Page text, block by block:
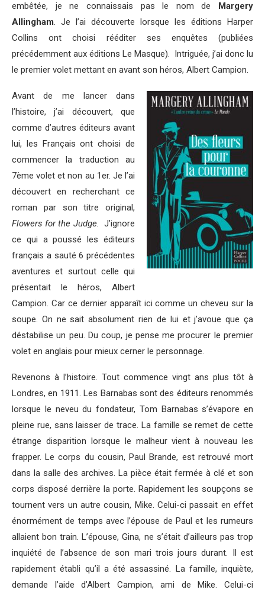
embêtée, je ne connaissais pas le nom de Margery
Allingham. Je l’ai découverte lorsque les éditions Harper
Collins ont choisi rééditer ses enquêtes (publiées
précédemment aux éditions Le Masque). Intriguée, j’ai donc lu
le premier volet mettant en avant son héros, Albert Campion.
Avant de me lancer dans
l’histoire, j’ai découvert, que
comme d’autres éditeurs avant
lui, les Français ont choisi de
commencer la traduction au
7ème volet et non au 1er. Je l’ai
découvert en recherchant ce
roman par son titre original,
Flowers for the Judge. J’ignore
ce qui a poussé les éditeurs
français a sauté 6 précédentes
aventures et surtout celle qui
présentait le héros, Albert
Campion. Car ce dernier apparaît ici comme un cheveu sur la
soupe. On ne sait absolument rien de lui et j’avoue que ça
déstabilise un peu. Du coup, je pense me procurer le premier
volet en anglais pour mieux cerner le personnage.
Revenons à l’histoire. Tout commence vingt ans plus tôt à
Londres, en 1911. Les Barnabas sont des éditeurs renommés
lorsque le neveu du fondateur, Tom Barnabas s’évapore en
pleine rue, sans laisser de trace. La famille se remet de cette
étrange disparition lorsque le malheur vient à nouveau les
frapper. Le corps du cousin, Paul Brande, est retrouvé mort
dans la salle des archives. La pièce était fermée à clé et son
corps disposé derrière la porte. Rapidement les soupçons se
tournent vers un autre cousin, Mike. Celui-ci passait en effet
énormément de temps avec l’épouse de Paul et les rumeurs
allaient bon train. L’épouse, Gina, ne s’était d’ailleurs pas trop
inquiété de l’absence de son mari trois jours durant. Il est
rapidement établi qu’il a été assassiné. La famille, inquiète,
demande l’aide d’Albert Campion, ami de Mike. Celui-ci